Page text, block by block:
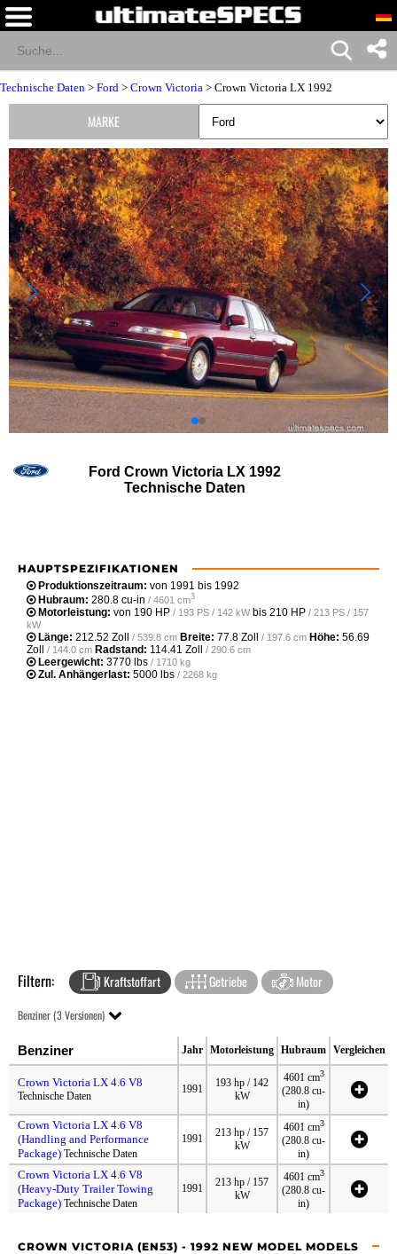
Technische Daten > Ford > Crown Victoria > Crown Victoria LX 1992
Ford Crown Victoria LX 1992
Technische Daten
HAUPTSPEZIFIKATIONEN
Produktionszeitraum: von 1991 bis 1992
Hubraum: 280.8 cu-in / 4601 cm3
Motorleistung: von 190 HP / 193 PS / 142 kWbis 210 HP / 213 PS / 157
kW
Länge: 212.52 Zoll / 539.8 cm Breite: 77.8 Zoll / 197.6 cm Höhe: 56.69
Zoll / 144.0 cm Radstand: 114.41 Zoll / 290.6 cm
Leergewicht‎: 3770 lbs / 1710 kg
Zul. Anhängerlast: 5000 lbs / 2268 kg
Filtern: Kraftstoffart Getriebe Motor
Benziner (3 Versionen)
Benziner Jahr Motorleistung Hubraum Vergleichen
Crown Victoria LX 4.6 V8
Technische Daten
1991
193 hp / 142
kW
4601 cm3
(280.8 cu-
in)
Crown Victoria LX 4.6 V8
(Handling and Performance
Package) Technische Daten
1991
213 hp / 157
kW
4601 cm3
(280.8 cu-
in)
Crown Victoria LX 4.6 V8
(Heavy-Duty Trailer Towing
Package) Technische Daten
1991
213 hp / 157
kW
4601 cm3
(280.8 cu-
in)
CROWN VICTORIA (EN53) - 1992 NEW MODEL MODELS
MARKE